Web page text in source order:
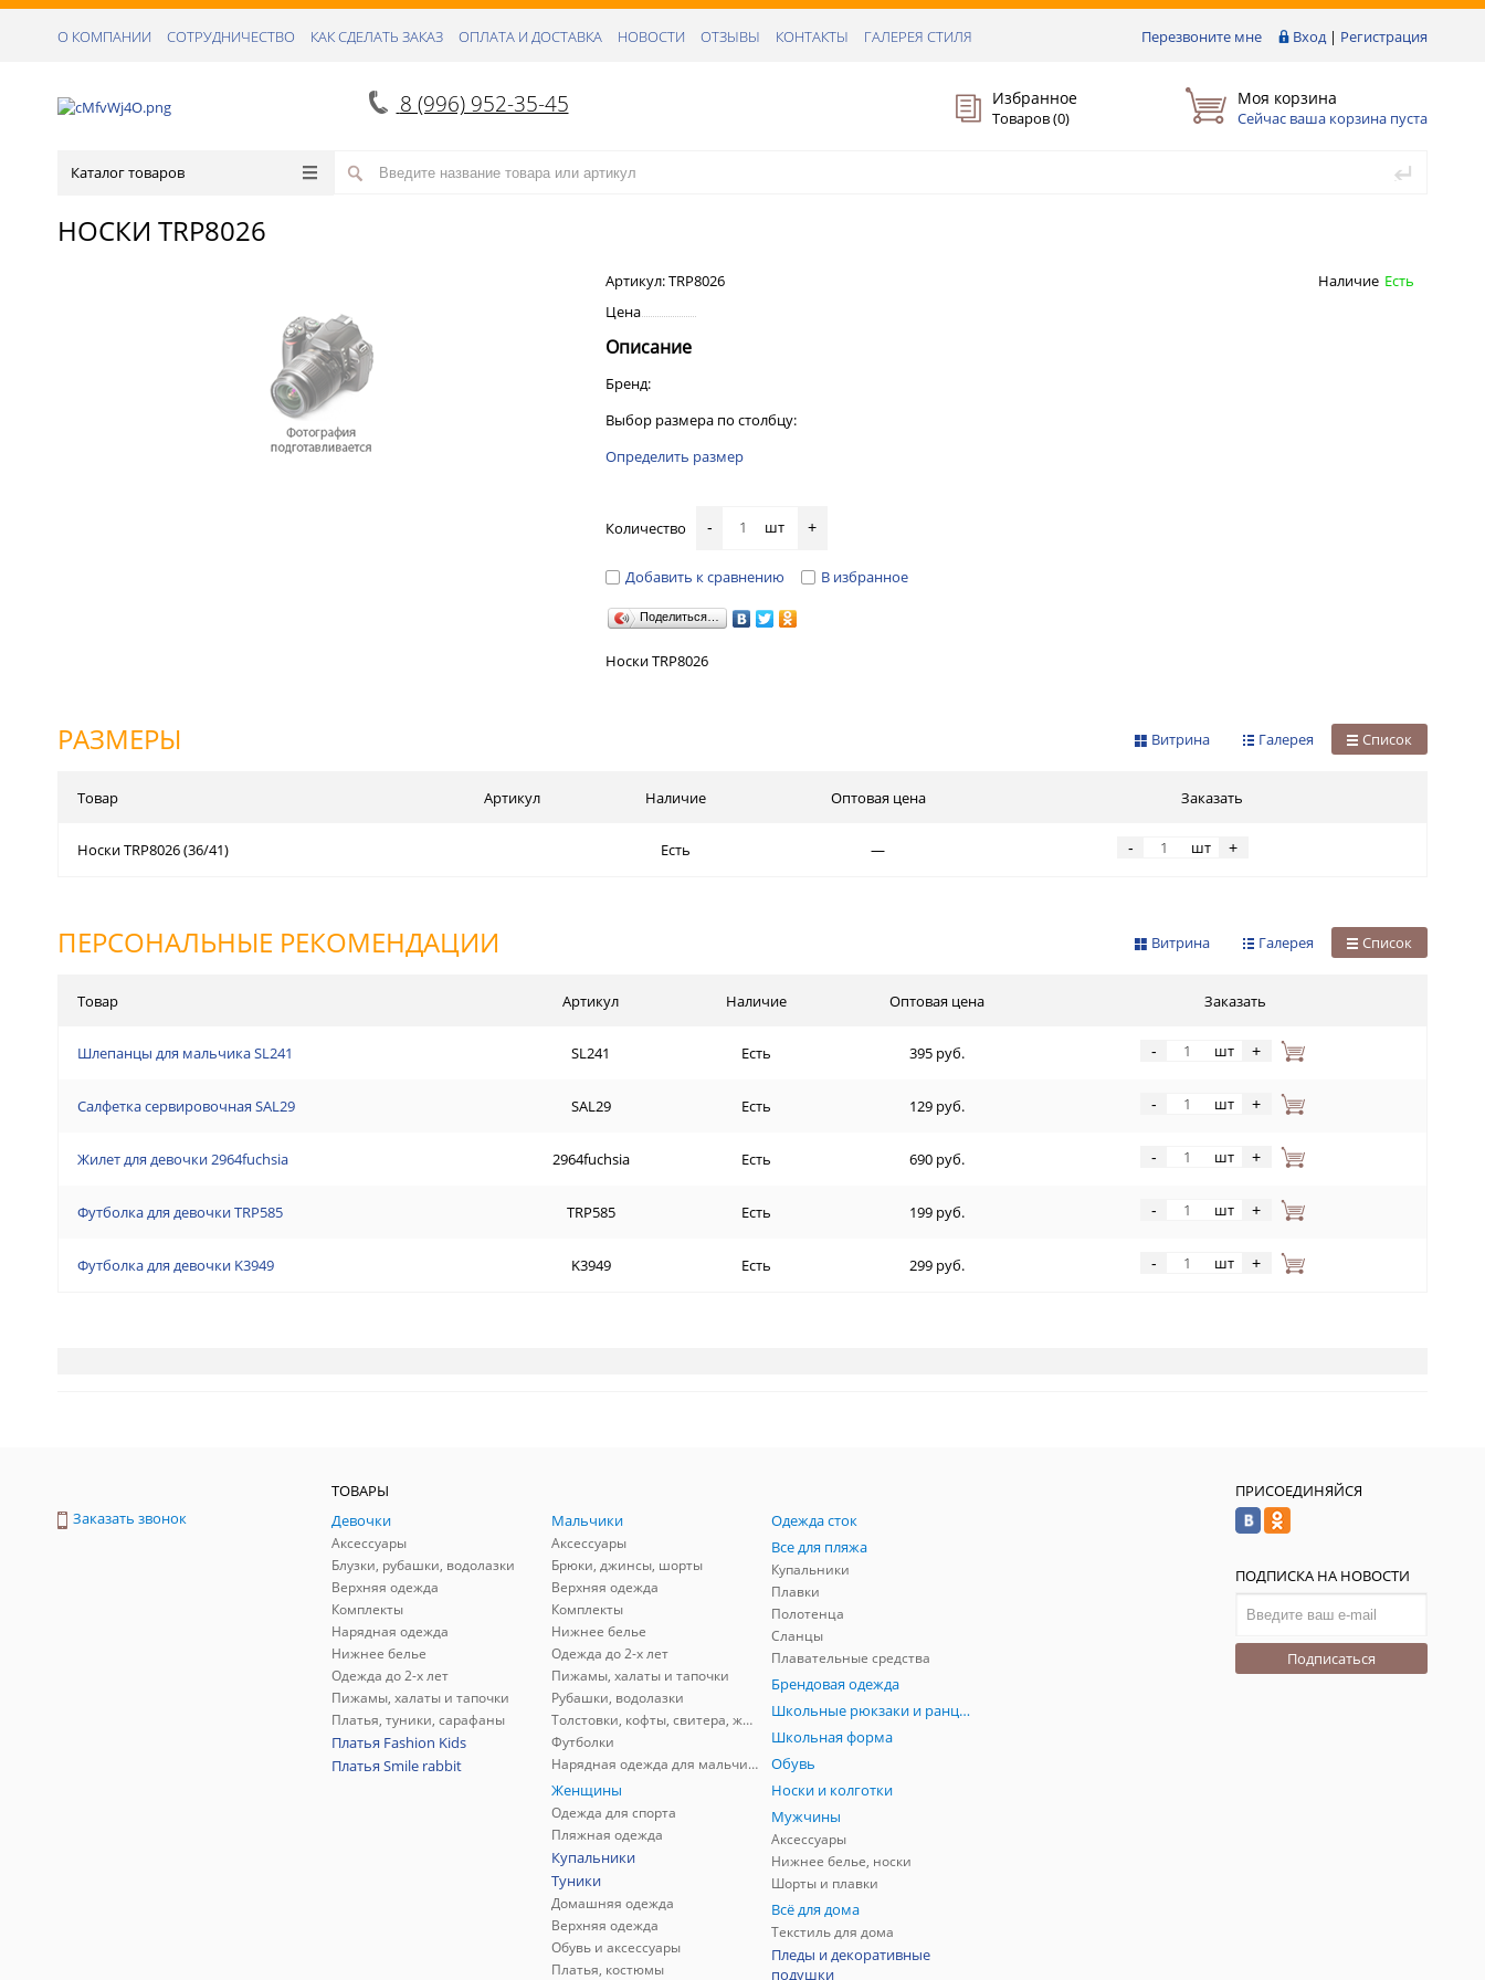
Перезвоните мне Вход | Регистрация
О КОМПАНИИ СОТРУДНИЧЕСТВО КАК СДЕЛАТЬ ЗАКАЗ ОПЛАТА И ДОСТАВКА НОВОСТИ ОТЗЫВЫ КОНТАКТЫ ГАЛЕРЕЯ СТИЛЯ
8 (996) 952-35-45 Избранное
Товаров (0)
Моя корзина
Сейчас ваша корзина пуста
Каталог товаров
НОСКИ TRP8026
Артикул:TRP8026 Наличие Есть
Цена
Описание
Бренд:
Выбор размера по столбцу:
Определить размер
Количество - шт +
Добавить к сравнению В избранное
Поделиться…
Носки TRP8026
РАЗМЕРЫ Список
Галерея
Витрина
Товар Артикул Наличие Оптовая цена Заказать
Носки TRP8026 (36/41) Есть — - шт +
ПЕРСОНАЛЬНЫЕ РЕКОМЕНДАЦИИ Список
Галерея
Витрина
Товар Артикул Наличие Оптовая цена Заказать
Шлепанцы для мальчика SL241 SL241 Есть 395 руб. - шт +
Салфетка сервировочная SAL29 SAL29 Есть 129 руб. - шт +
Жилет для девочки 2964fuchsia 2964fuchsia Есть 690 руб. - шт +
Футболка для девочки TRP585 TRP585 Есть 199 руб. - шт +
Футболка для девочки K3949 K3949 Есть 299 руб. - шт +
Заказать звонок
ТОВАРЫ
Девочки
Аксессуары
Блузки, рубашки, водолазки
Верхняя одежда
Комплекты
Нарядная одежда
Нижнее белье
Одежда до 2-х лет
Пижамы, халаты и тапочки
Платья, туники, сарафаны
Платья Fashion Kids
Платья Smile rabbit
Мальчики
Аксессуары
Брюки, джинсы, шорты
Верхняя одежда
Комплекты
Нижнее белье
Одежда до 2-х лет
Пижамы, халаты и тапочки
Рубашки, водолазки
Толстовки, кофты, свитера, жилеты
Футболки
Нарядная одежда для мальчиков
Одежда сток
Все для пляжа
Купальники
Плавки
Полотенца
Сланцы
Плавательные средства
Брендовая одежда
Школьные рюкзаки и ранцы, мешки для обуви
Школьная форма
Обувь
Женщины
Одежда для спорта
Пляжная одежда
Купальники
Туники
Домашняя одежда
Верхняя одежда
Обувь и аксессуары
Платья, костюмы
Носки и колготки
Мужчины
Аксессуары
Нижнее белье, носки
Шорты и плавки
Всё для дома
Текстиль для дома
Пледы и декоративные
подушки
ПРИСОЕДИНЯЙСЯ
ПОДПИСКА НА НОВОСТИ
Подписаться